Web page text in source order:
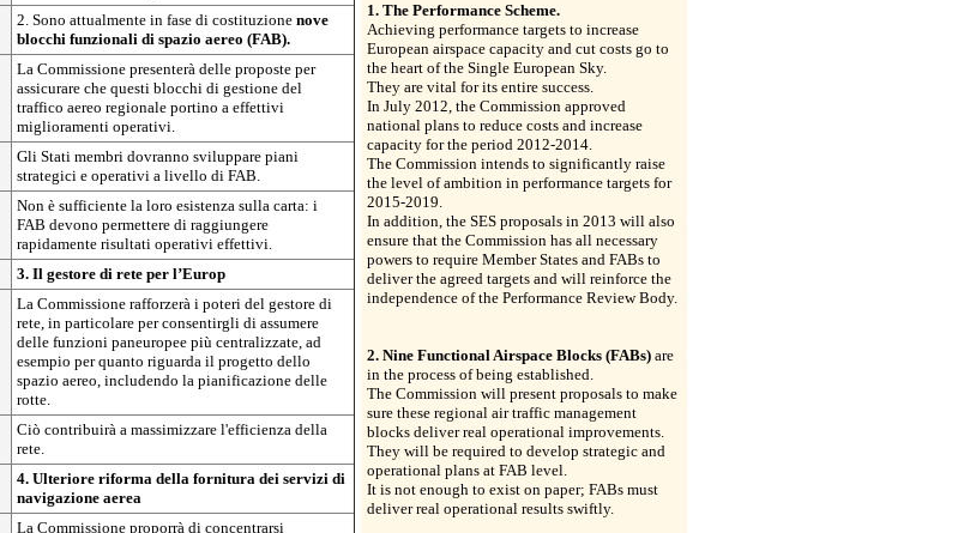
2. Sono attualmente in fase di costituzione nove
blocchi funzionali di spazio aereo (FAB).
La Commissione presenterà delle proposte per
assicurare che questi blocchi di gestione del
traffico aereo regionale portino a effettivi
miglioramenti operativi.
Gli Stati membri dovranno sviluppare piani
strategici e operativi a livello di FAB.
Non è sufficiente la loro esistenza sulla carta: i
FAB devono permettere di raggiungere
rapidamente risultati operativi effettivi.
3. Il gestore di rete per l’Europ
La Commissione rafforzerà i poteri del gestore di
rete, in particolare per consentirgli di assumere
delle funzioni paneuropee più centralizzate, ad
esempio per quanto riguarda il progetto dello
spazio aereo, includendo la pianificazione delle
rotte.
Ciò contribuirà a massimizzare l'efficienza della
rete.
4. Ulteriore riforma della fornitura dei servizi di
navigazione aerea
La Commissione proporrà di concentrarsi
1. The Performance Scheme.
Achieving performance targets to increase
European airspace capacity and cut costs go to
the heart of the Single European Sky.
They are vital for its entire success.
In July 2012, the Commission approved
national plans to reduce costs and increase
capacity for the period 2012-2014.
The Commission intends to significantly raise
the level of ambition in performance targets for
2015-2019.
In addition, the SES proposals in 2013 will also
ensure that the Commission has all necessary
powers to require Member States and FABs to
deliver the agreed targets and will reinforce the
independence of the Performance Review Body.
2. Nine Functional Airspace Blocks (FABs) are
in the process of being established.
The Commission will present proposals to make
sure these regional air traffic management
blocks deliver real operational improvements.
They will be required to develop strategic and
operational plans at FAB level.
It is not enough to exist on paper; FABs must
deliver real operational results swiftly.